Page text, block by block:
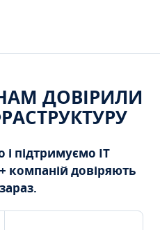
ДОВІРИЛИ
і підтримуємо ІТ
компаній довіряють